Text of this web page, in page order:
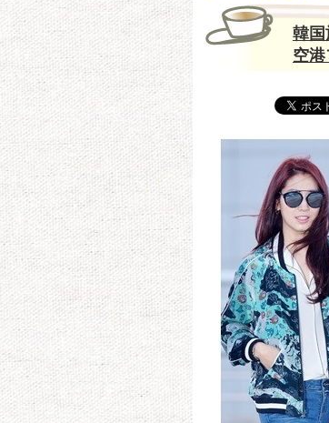
【パク・シネ – キム・ソ
韓国
空